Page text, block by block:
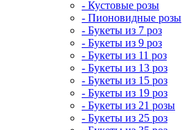
- Кустовые розы
- Пионовидные розы
- Букеты из 7 роз
- Букеты из 9 роз
- Букеты из 11 роз
- Букеты из 13 роз
- Букеты из 15 роз
- Букеты из 19 роз
- Букеты из 21 розы
- Букеты из 25 роз